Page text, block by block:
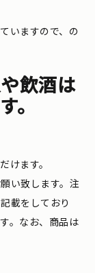
いますので、の
飲酒は
。
けます。
い致します。注
載をしており
。なお、商品は